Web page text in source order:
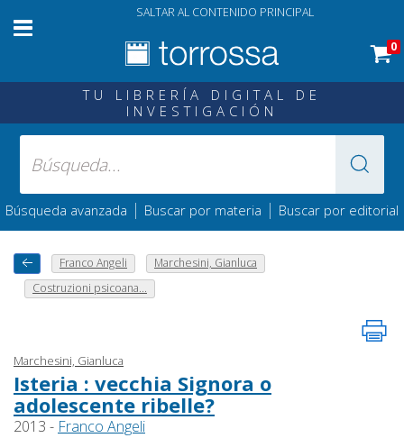
SALTAR AL CONTENIDO PRINCIPAL
0
TU LIBRERÍA DIGITAL DE
INVESTIGACIÓN
Búsqueda avanzada | Buscar por materia | Buscar por editorial
Franco Angeli
Marchesini, Gianluca
Costruzioni psicoana...
Marchesini, Gianluca
Isteria : vecchia Signora o
adolescente ribelle?
2013 - Franco Angeli